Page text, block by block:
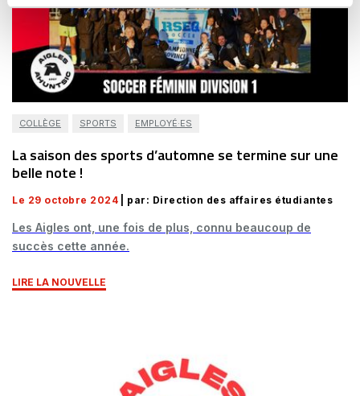
COLLÈGE SPORTS EMPLOYÉ·ES
La saison des sports d’automne se termine sur une
belle note !
Le 29 octobre 2024 | par: Direction des affaires étudiantes
Les Aigles ont, une fois de plus, connu beaucoup de
succès cette année.
LIRE LA NOUVELLE